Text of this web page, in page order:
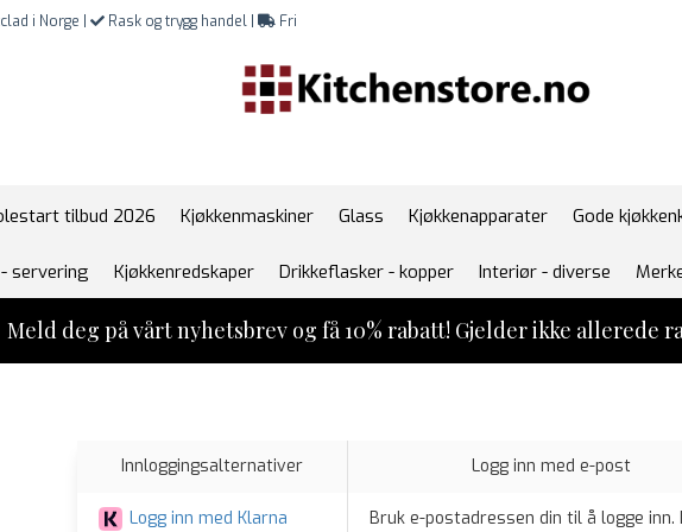
i Norge | Rask og trygg handel |
Fri
tilbud 2026 Kjøkkenmaskiner Glass Kjøkkenapparater Gode
servering Kjøkkenredskaper Drikkeflasker - kopper Interiør - diverse
Meld deg på vårt nyhetsbrev og få 10% rabatt! Gjelder ikke allerede
Innloggingsalternativer
Logg inn med Klarna
Logg inn med e-post
Bruk e-postadressen din til å logge inn.